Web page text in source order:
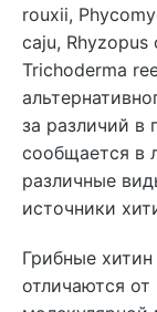
rouxii,
caju, Rhyzopus
Trichoderma
за различий в
сообщается в
различные
источники
Грибные
отличаются